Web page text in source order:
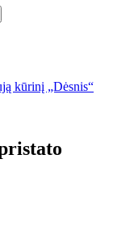
kūrinį „Dėsnis“